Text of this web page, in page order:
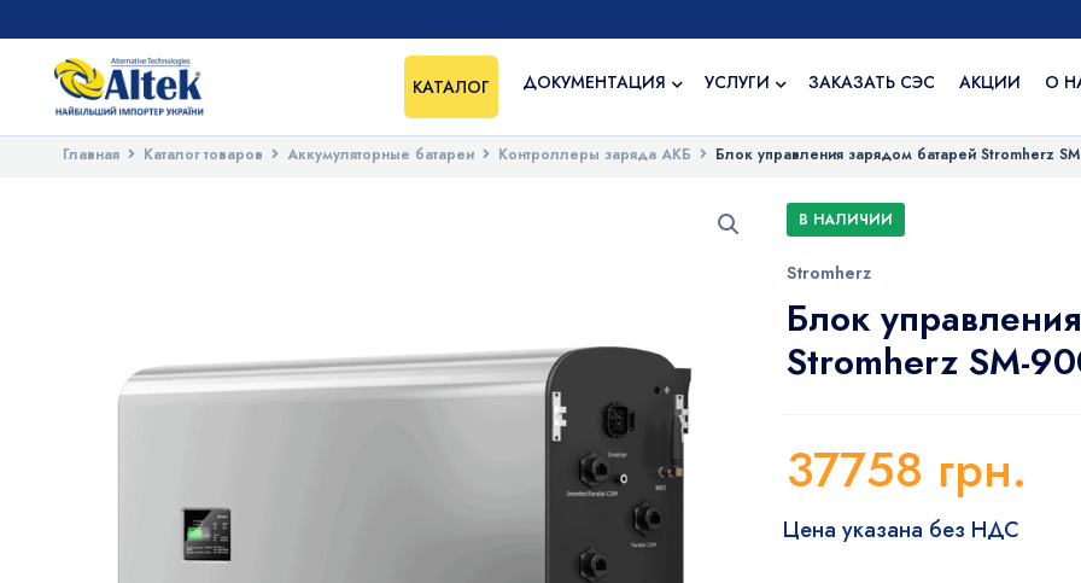
КАТАЛОГ ДОКУМЕНТАЦИЯ УСЛУГИ ЗАКАЗАТЬ СЭС АКЦИИ О
Главная Каталог товаров Аккумуляторные батареи Контроллеры заряда АКБ Блок управления зарядом батарей Stromherz
В НАЛИЧИИ
Stromherz
Блок
Stromherz SM-
37758 грн.
Цена указана без НДС